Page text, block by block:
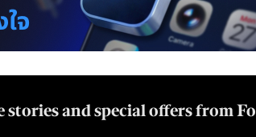
stories and special offers from